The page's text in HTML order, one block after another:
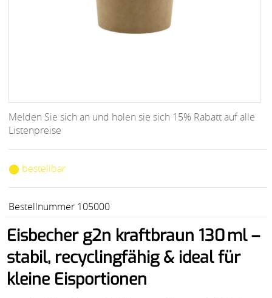
Melden Sie sich an und holen sie sich 15% Rabatt auf alle
Listenpreise
⬤ bestellbar
Bestellnummer 105000
Eisbecher g2n kraftbraun 130 ml –
stabil, recyclingfähig & ideal für
kleine Eisportionen